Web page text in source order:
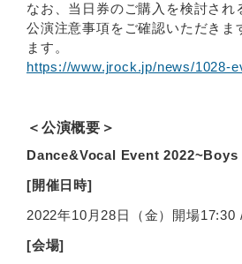
なお、当日券のご購入を検討され
公演注意事項をご確認いただきま
ます。
https://www.jrock.jp/news/1028-
＜公演概要＞
Dance&Vocal Event 2022~Boys
[開催日時]
2022年10月28日（金）開場17:30
[会場]